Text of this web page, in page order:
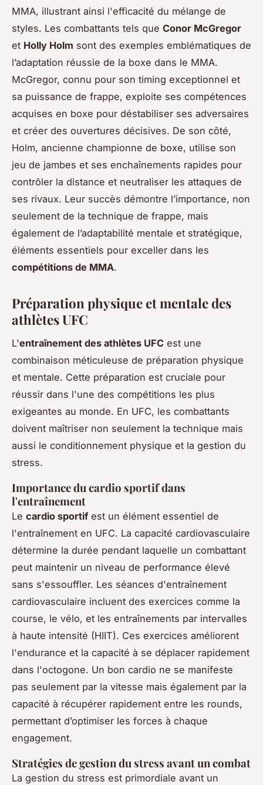
MMA, illustrant ainsi l'efficacité du mélange de
styles. Les combattants tels que Conor McGregor
et Holly Holm sont des exemples emblématiques de
l’adaptation réussie de la boxe dans le MMA.
McGregor, connu pour son timing exceptionnel et
sa puissance de frappe, exploite ses compétences
acquises en boxe pour déstabiliser ses adversaires
et créer des ouvertures décisives. De son côté,
Holm, ancienne championne de boxe, utilise son
jeu de jambes et ses enchaînements rapides pour
contrôler la distance et neutraliser les attaques de
ses rivaux. Leur succès démontre l’importance, non
seulement de la technique de frappe, mais
également de l’adaptabilité mentale et stratégique,
éléments essentiels pour exceller dans les
compétitions de MMA.
Préparation physique et mentale des
athlètes UFC
L'entraînement des athlètes UFC est une
combinaison méticuleuse de préparation physique
et mentale. Cette préparation est cruciale pour
réussir dans l'une des compétitions les plus
exigeantes au monde. En UFC, les combattants
doivent maîtriser non seulement la technique mais
aussi le conditionnement physique et la gestion du
stress.
Importance du cardio sportif dans
l'entraînement
Le cardio sportifest un élément essentiel de
l'entraînement en UFC. La capacité cardiovasculaire
détermine la durée pendant laquelle un combattant
peut maintenir un niveau de performance élevé
sans s'essouffler. Les séances d'entraînement
cardiovasculaire incluent des exercices comme la
course, le vélo, et les entraînements par intervalles
à haute intensité (HIIT). Ces exercices améliorent
l'endurance et la capacité à se déplacer rapidement
dans l'octogone. Un bon cardio ne se manifeste
pas seulement par la vitesse mais également par la
capacité à récupérer rapidement entre les rounds,
permettant d’optimiser les forces à chaque
engagement.
Stratégies de gestion du stress avant un combat
La gestion du stress est primordiale avant un